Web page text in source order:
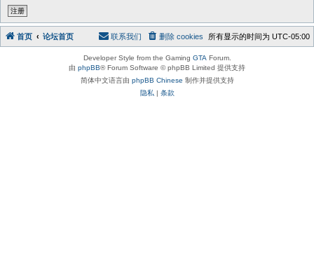
注册
首页 论坛首页 所有显示的时间为 UTC-05:00
删除 cookies
联系我们
Developer Style from the Gaming GTA Forum.
由 phpBB® Forum Software © phpBB Limited 提供支持
简体中文语言由 phpBB Chinese 制作并提供支持
隐私 | 条款